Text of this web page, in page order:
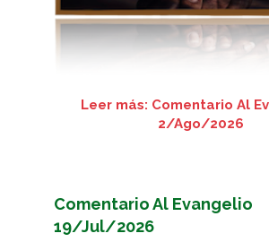
Leer más: Comentario Al
2/Ago/2026
Comentario Al Evangelio
19/Jul/2026